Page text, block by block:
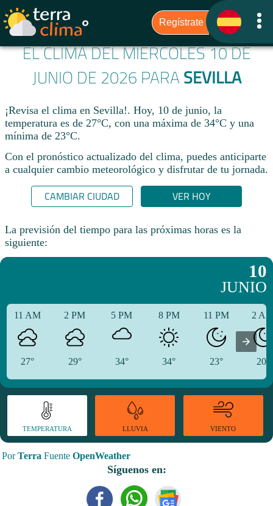
EL CLIMA DEL MIÉRCOLES 10 DE
JUNIO DE 2026 PARA SEVILLA
¡Revisa el clima en Sevilla!. Hoy, 10 de junio, la
temperatura es de 27°C, con una máxima de 34°C y una
mínima de 23°C.​
Con el pronóstico actualizado del clima, puedes anticiparte
a cualquier cambio meteorológico y disfrutar de tu jornada.​
CAMBIAR CIUDAD VER HOY
La previsión del tiempo para las próximas horas es la
siguiente:
10
JUNIO
11 AM
27°
2 PM
29°
5 PM
34°
8 PM
34°
11 PM
23°
2
20°
TEMPERATURA LLUVIA VIENTO
PorTerra Fuente OpenWeather
Síguenos en: